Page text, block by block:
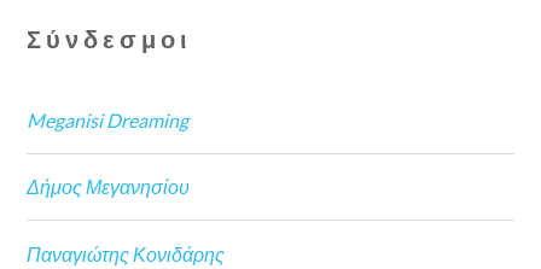
Σύνδεσμοι
Meganisi Dreaming
Δήμος Μεγανησίου
Παναγιώτης Κονιδάρης